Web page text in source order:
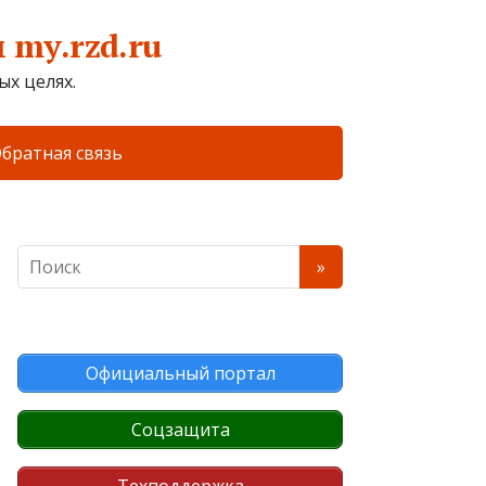
целях.
связь
Официальный портал
Соцзащита